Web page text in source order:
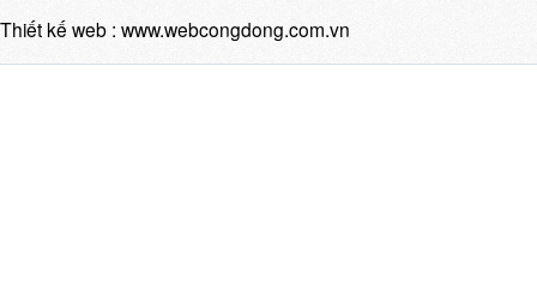
Thiết kế web : www.webcongdong.com.vn